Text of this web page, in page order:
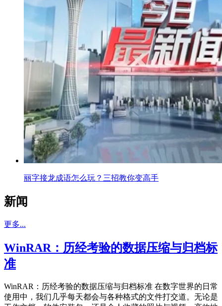
丽字接龙成语怎么玩？三招教你变高手
新闻
更多...
WinRAR：历经考验的数据压缩与归档标
准
WinRAR：历经考验的数据压缩与归档标准 在数字世界的日常
使用中，我们几乎每天都会与各种格式的文件打交道。无论是